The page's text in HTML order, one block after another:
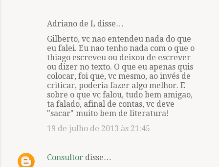
Adriano de L disse…
Gilberto, vc nao entendeu nada do que
eu falei. Eu nao tenho nada com o que o
thiago escreveu ou deixou de escrever
ou dizer no texto. O que eu apenas quis
colocar, foi que, vc mesmo, ao invés de
criticar, poderia fazer algo melhor. E
sobre o que vc falou, tudo bem amigao,
ta falado, afinal de contas, vc deve
"sacar" muito bem de literatura!
19 de julho de 2013 às 21:45
Consultor disse…